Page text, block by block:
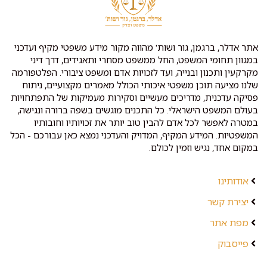
אתר אדלר, ברגמן, גור ושות' מהווה מקור מידע משפטי מקיף ועדכני
במגוון תחומי המשפט, החל ממשפט מסחרי ותאגידים, דרך דיני
מקרקעין ותכנון ובנייה, ועד לזכויות אדם ומשפט ציבורי. הפלטפורמה
שלנו מציעה תוכן משפטי איכותי הכולל מאמרים מקצועיים, ניתוח
פסיקה עדכנית, מדריכים מעשיים וסקירות מעמיקות של התפתחויות
בעולם המשפט הישראלי. כל התכנים מוגשים בשפה ברורה ונגישה,
במטרה לאפשר לכל אדם להבין טוב יותר את זכויותיו וחובותיו
המשפטיות. המידע המקיף, המדויק והעדכני נמצא כאן עבורכם - הכל
במקום אחד, נגיש וזמין לכולם.
אודותינו
יצירת קשר
מפת אתר
פייסבוק